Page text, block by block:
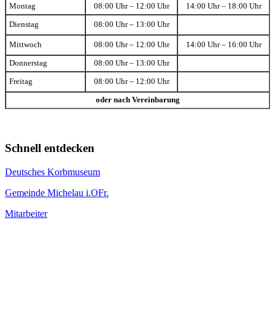
Montag 08:00 Uhr – 12:00 Uhr 14:00 Uhr – 18:00 Uhr
Dienstag 08:00 Uhr – 13:00 Uhr
Mittwoch 08:00 Uhr – 12:00 Uhr 14:00 Uhr – 16:00 Uhr
Donnerstag 08:00 Uhr – 13:00 Uhr
Freitag 08:00 Uhr – 12:00 Uhr
oder nach Vereinbarung
Schnell entdecken
Deutsches Korbmuseum
Gemeinde Michelau i.OFr.
Mitarbeiter